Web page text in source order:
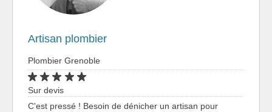
Artisan plombier
Plombier Grenoble
Sur devis
C'est pressé ! Besoin de dénicher un artisan pour